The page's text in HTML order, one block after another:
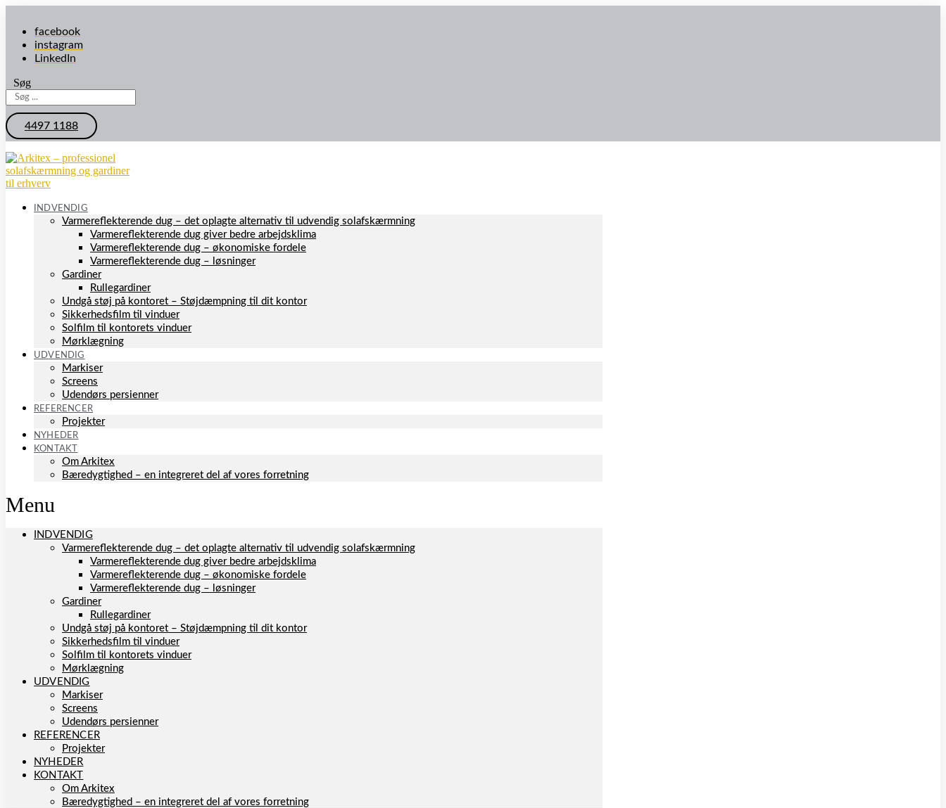
facebook
instagram
LinkedIn
Søg
4497 1188
INDVENDIG
Varmereflekterende dug – det oplagte alternativ til udvendig solafskærmning
Varmereflekterende dug giver bedre arbejdsklima
Varmereflekterende dug – økonomiske fordele
Varmereflekterende dug – løsninger
Gardiner
Rullegardiner
Undgå støj på kontoret – Støjdæmpning til dit kontor
Sikkerhedsfilm til vinduer
Solfilm til kontorets vinduer
Mørklægning
UDVENDIG
Markiser
Screens
Udendørs persienner
REFERENCER
Projekter
NYHEDER
KONTAKT
Om Arkitex
Bæredygtighed – en integreret del af vores forretning
Menu
INDVENDIG
Varmereflekterende dug – det oplagte alternativ til udvendig solafskærmning
Varmereflekterende dug giver bedre arbejdsklima
Varmereflekterende dug – økonomiske fordele
Varmereflekterende dug – løsninger
Gardiner
Rullegardiner
Undgå støj på kontoret – Støjdæmpning til dit kontor
Sikkerhedsfilm til vinduer
Solfilm til kontorets vinduer
Mørklægning
UDVENDIG
Markiser
Screens
Udendørs persienner
REFERENCER
Projekter
NYHEDER
KONTAKT
Om Arkitex
Bæredygtighed – en integreret del af vores forretning